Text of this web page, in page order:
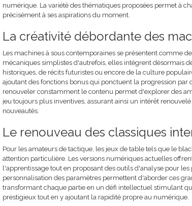
numérique. La variété des thématiques proposées permet à
précisément à ses aspirations du moment.
La créativité débordante des
Les machines à sous contemporaines se présentent comme
mécaniques simplistes d'autrefois, elles intègrent désormais
historiques, de récits futuristes ou encore de la culture
ajoutant des fonctions bonus qui ponctuent la progression par
renouveler constamment le contenu permet d'explorer des
jeu toujours plus inventives, assurant ainsi un intérêt
nouveautés.
Le renouveau des classiques
Pour les amateurs de tactique, les jeux de table tels que le
attention particulière. Les versions numériques actuelles
l'apprentissage tout en proposant des outils d'analyse pour
personnalisation des paramètres permettent d'aborder ces
transformant chaque partie en un défi intellectuel stimulant
prestigieux tout en y ajoutant la rapidité propre au numérique.